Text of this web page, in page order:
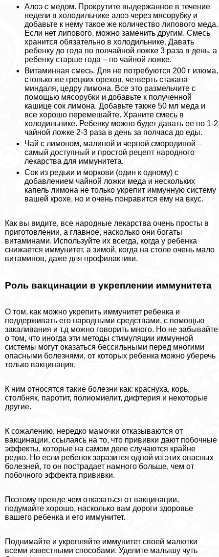
Алоэ с медом. Прокрутите выдержанное в течение
недели в холодильнике алоэ через мясорубку и
добавьте к нему такое же количество липового меда.
Если нет липового, можно заменить другим. Смесь
хранится обязательно в холодильнике. Давать
ребенку до года по полчайной ложке 3 раза в день, а
ребенку старше года – по чайной ложке.
Витаминная смесь. Для не потребуются 200 г изюма,
столько же грецких орехов, четверть стакана
миндаля, цедру лимона. Все это размельчите с
помощью мясорубки и добавьте к полученной
кашице сок лимона. Добавьте также 50 мл меда и
все хорошо перемешайте. Храните смесь в
холодильнике. Ребенку можно будет давать ее по 1-2
чайной ложке 2-3 раза в день за полчаса до еды.
Чай с лимоном, малиной и черной смородиной –
самый доступный и простой рецепт народного
лекарства для иммунитета.
Сок из редьки и моркови (один к одному) с
добавлением чайной ложки меда и нескольких
капель лимона не только укрепит иммунную систему
вашей крохе, но и очень понравится ему на вкус.
Как вы видите, все народные лекарства очень просты в
приготовлении, а главное, насколько они богаты
витаминами. Используйте их всегда, когда у ребенка
снижается иммунитет, а зимой, когда на столе очень мало
витаминов, даже для профилактики.
Роль вакцинации в укреплении иммунитета
О том, как можно укрепить иммунитет ребенка и
поддерживать его народными средствами, с помощью
закаливания и т.д можно говорить много. Но не забывайте
о том, что иногда эти методы стимуляции иммунной
системы могут оказаться бессильными перед многими
опасными болезнями, от которых ребенка можно уберечь
только вакцинация.
К ним относятся такие болезни как: краснуха, корь,
столбняк, паротит, полиомиелит, дифтерия и некоторые
другие.
К сожалению, нередко мамочки отказываются от
вакцинации, ссылаясь на то, что прививки дают побочные
эффекты, которые на самом деле случаются крайне
редко. Но если ребенок заразится одной из этих опасных
болезней, то он пострадает намного больше, чем от
побочного эффекта прививки.
Поэтому прежде чем отказаться от вакцинации,
подумайте хорошо, насколько вам дороги здоровье
вашего ребенка и его иммунитет.
Поднимайте и укрепляйте иммунитет своей малютки
всеми известными способами. Уделите малышу чуть